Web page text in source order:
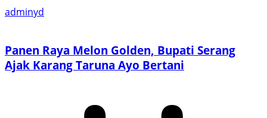
adminyd
Panen Raya Melon Golden, Bupati Serang
Ajak Karang Taruna Ayo Bertani